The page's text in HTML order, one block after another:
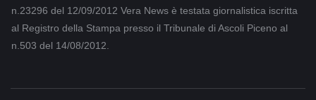
n.23296 del 12/09/2012 Vera News è testata giornalistica iscritta
al Registro della Stampa presso il Tribunale di Ascoli Piceno al
n.503 del 14/08/2012.